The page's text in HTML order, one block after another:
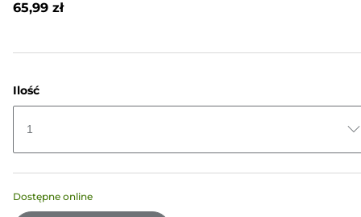
65,99 zł
Ilość
1
Dostępne online